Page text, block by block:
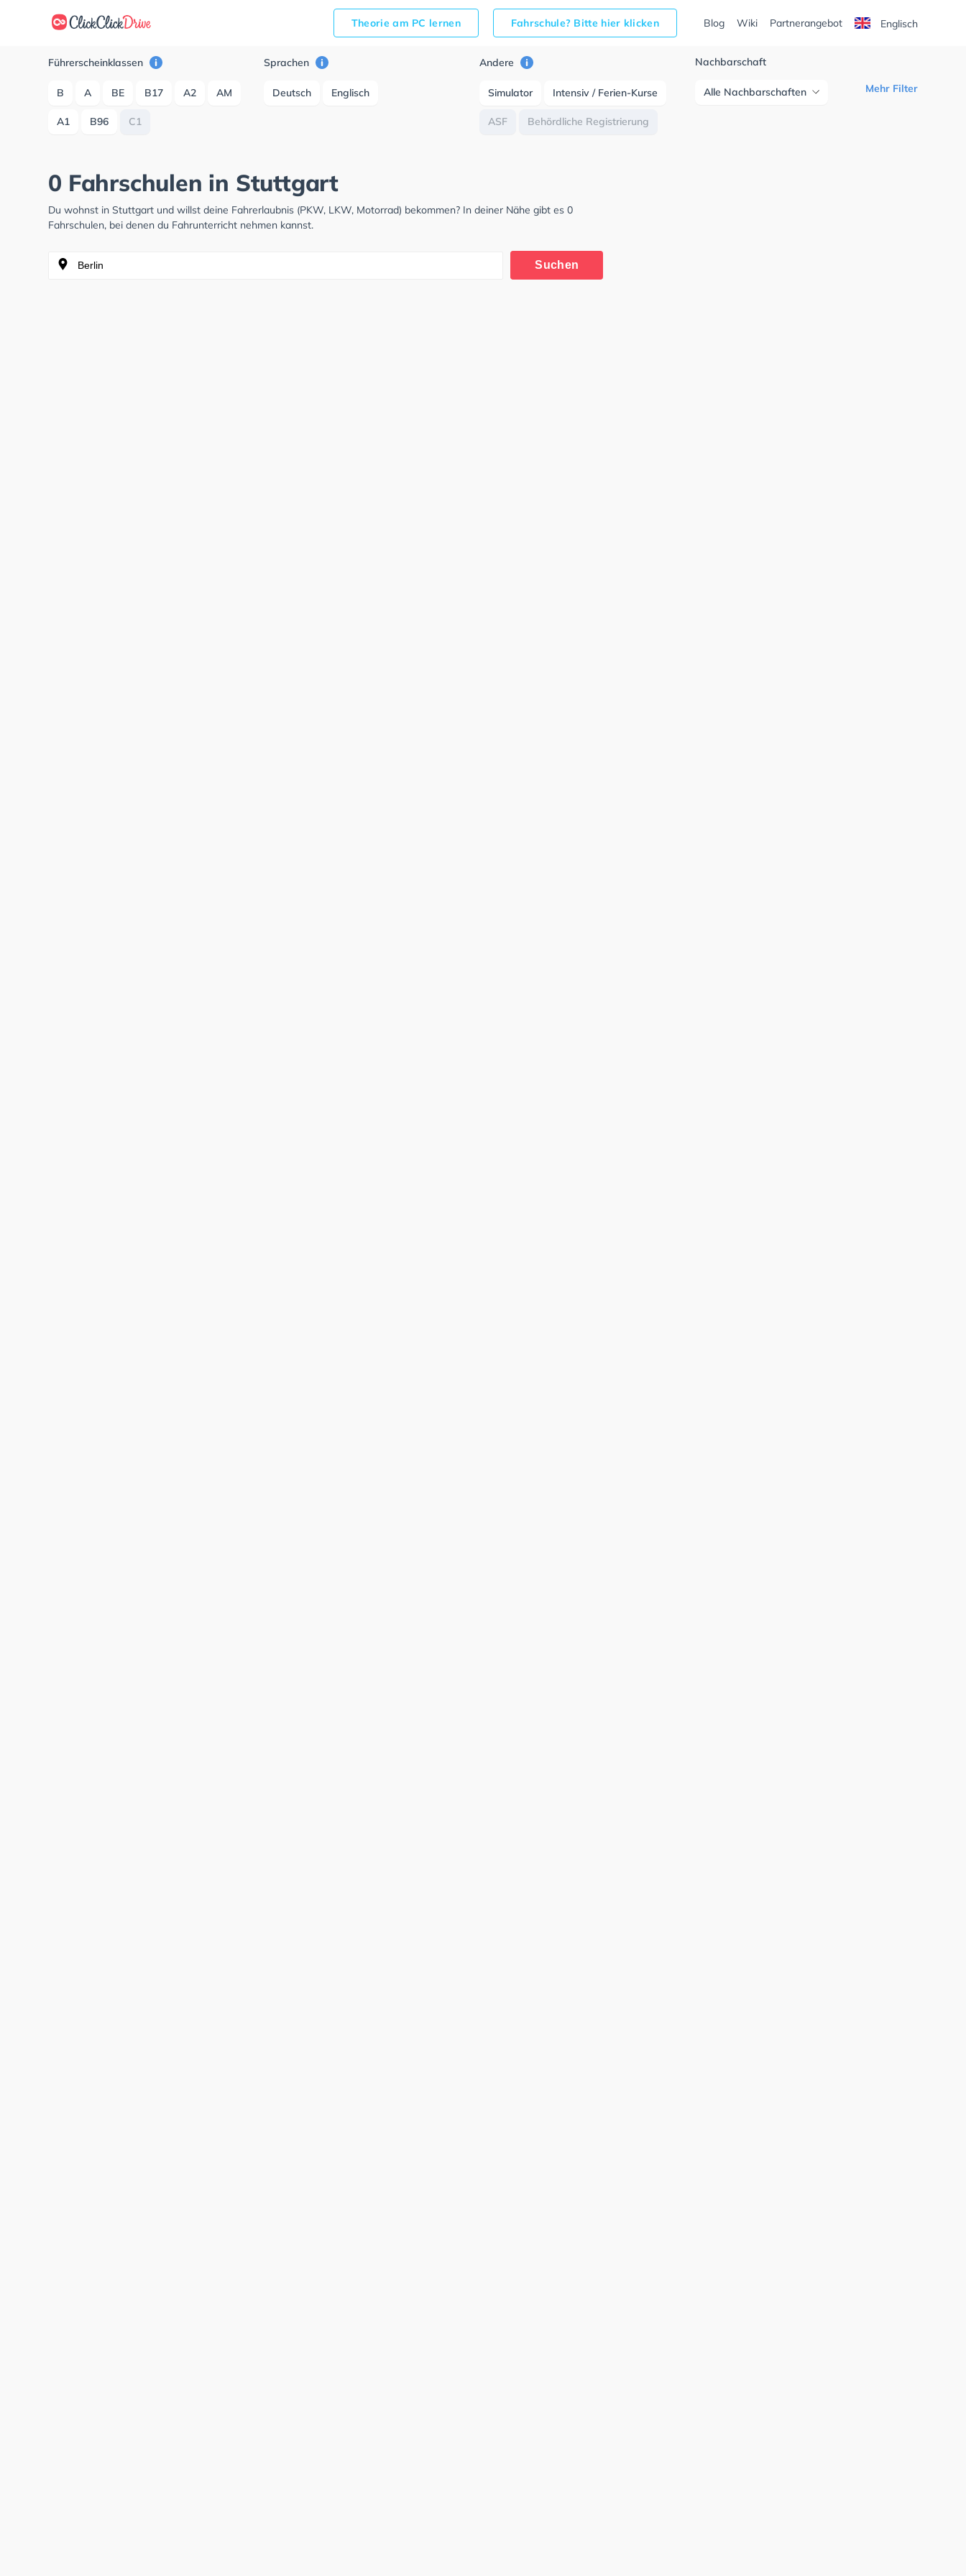
Theorie am PC lernen Fahrschule? Bitte hier klicken Blog Wiki Partnerangebot Englisch
Führerscheinklassen
B A BE B17 A2 AM
A1 B96 C1
Sprachen
Deutsch Englisch
Andere
Simulator Intensiv / Ferien-Kurse
ASF Behördliche Registrierung
Nachbarschaft
Alle Nachbarschaften Mehr Filter
0 Fahrschulen in Stuttgart
Du wohnst in Stuttgart und willst deine Fahrerlaubnis (PKW, LKW, Motorrad) bekommen? In deiner Nähe gibt es 0
Fahrschulen, bei denen du Fahrunterricht nehmen kannst.
Suchen